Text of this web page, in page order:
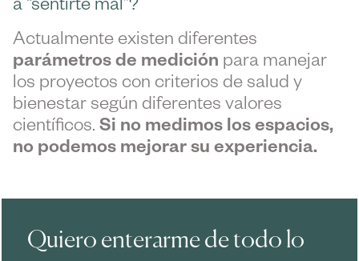
a “sentirte mal”?
Actualmente existen diferentes
parámetros de medición para manejar
los proyectos con criterios de salud y
bienestar según diferentes valores
científicos. Si no medimos los espacios,
no podemos mejorar su experiencia.
Quiero enterarme de todo lo